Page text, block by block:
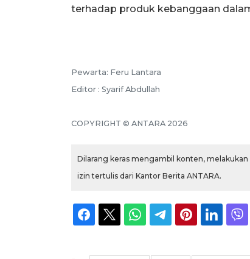
terhadap produk kebanggaan
Pewarta: Feru Lantara
Editor : Syarif Abdullah
COPYRIGHT © ANTARA 2026
Dilarang keras mengambil konten,
izin tertulis dari Kantor Berita ANTARA.